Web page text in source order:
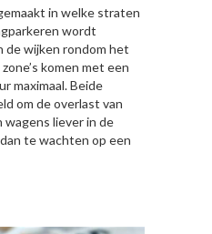
in welke straten
wordt
de wijken rondom het
komen met een
maximaal. Beide
om de overlast van
wagens liever in de
te wachten op een